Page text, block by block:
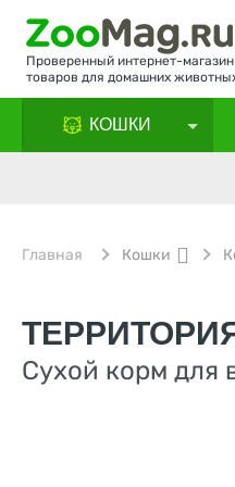
Проверенный интернет-магазин
товаров для домашних
КОШКИ
Главная Кошки
Сухой корм для